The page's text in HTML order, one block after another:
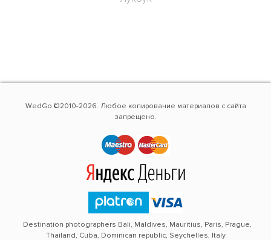
WedGo ©2010-2026. Любое копирование материалов с сайта
запрещено.
Destination photographers Bali, Maldives, Mauritius, Paris, Prague,
Thailand, Cuba, Dominican republic, Seychelles, Italy